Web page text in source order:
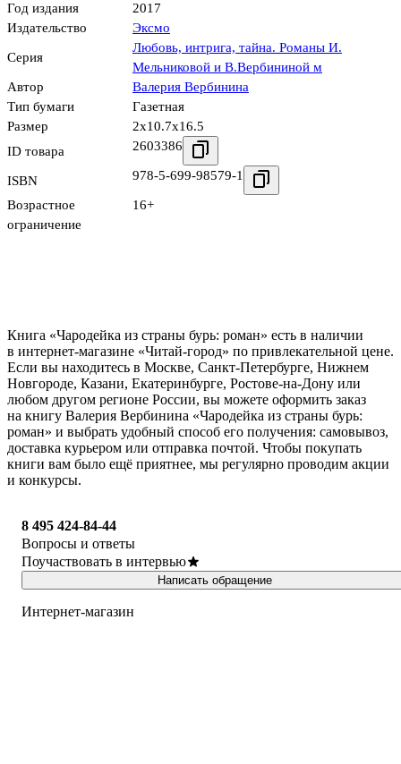
Год издания
2017
Издательство
Эксмо
Серия
Любовь, интрига, тайна. Романы И.
Мельниковой и В.Вербининой м
Автор
Валерия Вербинина
Тип бумаги
Газетная
Размер
2x10.7x16.5
ID товара
2603386
ISBN 978-5-699-98579-1
Возрастное
ограничение
16+
Книга «Чародейка из страны бурь: роман» есть в наличии
в интернет-магазине «Читай-город» по привлекательной цене.
Если вы находитесь в Москве, Санкт-Петербурге, Нижнем
Новгороде, Казани, Екатеринбурге, Ростове-на-Дону или
любом другом регионе России, вы можете оформить заказ
на книгу Валерия Вербинина «Чародейка из страны бурь:
роман» и выбрать удобный способ его получения: самовывоз,
доставка курьером или отправка почтой. Чтобы покупать
книги вам было ещё приятнее, мы регулярно проводим акции
и конкурсы.
8 495 424-84-44
Вопросы и ответы
Поучаствовать в интервью
Написать обращение
Интернет-магазин